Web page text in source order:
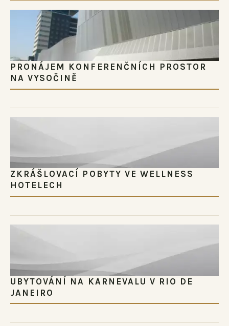
PRONÁJEM KONFERENČNÍCH PROSTOR
NA VYSOČINĚ
ZKRÁŠLOVACÍ POBYTY VE WELLNESS
HOTELECH
UBYTOVÁNÍ NA KARNEVALU V RIO DE
JANEIRO